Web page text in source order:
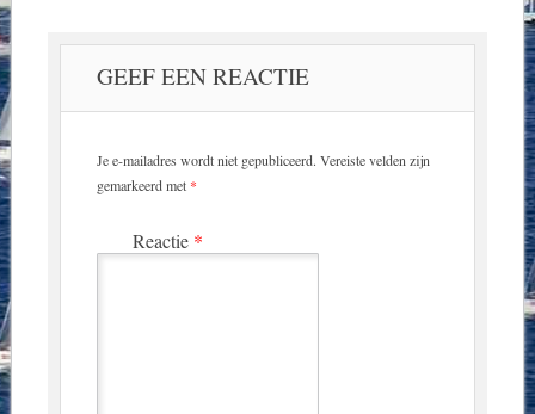
GEEF EEN REACTIE
Je e-mailadres wordt niet gepubliceerd. Vereiste velden zijn
gemarkeerd met *
Reactie *